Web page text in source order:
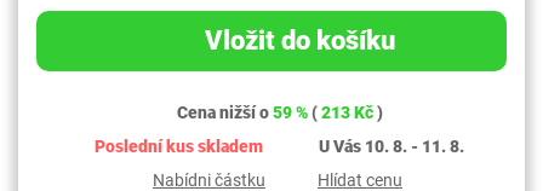
Vložit do košíku
Cena nižší o59 %(213 Kč)
Poslední kus skladem
U Vás 10. 8. - 11. 8.
Nabídni částku
Hlídat cenu